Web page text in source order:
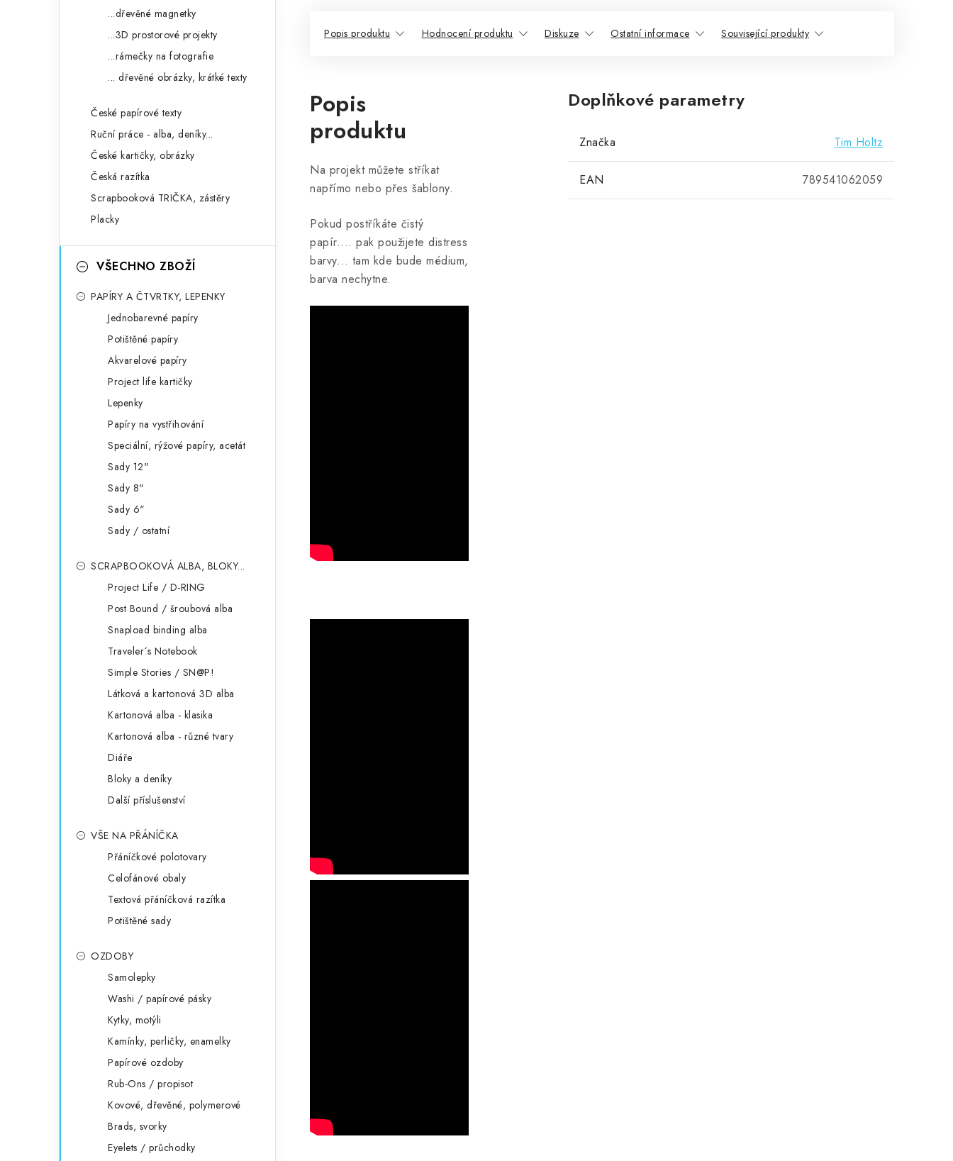
...dřevěné magnetky
...3D prostorové projekty
...rámečky na fotografie
... dřevěné obrázky, krátké texty
České papírové texty
Ruční práce - alba, deníky...
České kartičky, obrázky
Česká razítka
Scrapbooková TRIČKA, zástěry
Placky
VŠECHNO ZBOŽÍ
PAPÍRY A ČTVRTKY, LEPENKY
Jednobarevné papíry
Potištěné papíry
Akvarelové papíry
Project life kartičky
Lepenky
Papíry na vystřihování
Speciální, rýžové papíry, acetát
Sady 12"
Sady 8"
Sady 6"
Sady / ostatní
SCRAPBOOKOVÁ ALBA, BLOKY...
Project Life / D-RING
Post Bound / šroubová alba
Snapload binding alba
Traveler´s Notebook
Simple Stories / SN@P!
Látková a kartonová 3D alba
Kartonová alba - klasika
Kartonová alba - různé tvary
Diáře
Bloky a deníky
Další příslušenství
VŠE NA PŘÁNÍČKA
Přáníčkové polotovary
Celofánové obaly
Textová přáníčková razítka
Potištěné sady
OZDOBY
Samolepky
Washi / papírové pásky
Kytky, motýli
Kamínky, perličky, enamelky
Papírové ozdoby
Rub-Ons / propisot
Kovové, dřevěné, polymerové
Brads, svorky
Eyelets / průchodky
Popis produktu Hodnocení produktu Diskuze Ostatní informace Související produkty
Popis
produktu
Na projekt můžete stříkat
napřímo nebo přes šablony.
Pokud postříkáte čistý
papír.... pak použijete distress
barvy... tam kde bude médium,
barva nechytne.
Doplňkové parametry
Značka Tim Holtz
EAN 789541062059